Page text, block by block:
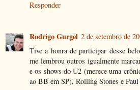
Responder
Rodrigo Gurgel 2 de setembro de
Tive a honra de participar desse
me lembrou outros igualmente
e os shows do U2 (merece uma
ao BB em SP), Rolling Stones e